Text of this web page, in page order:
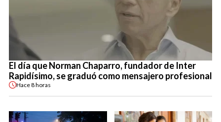
El día que Norman Chaparro, fundador de Inter
Rapidísimo, se graduó como mensajero profesional
Hace8 horas